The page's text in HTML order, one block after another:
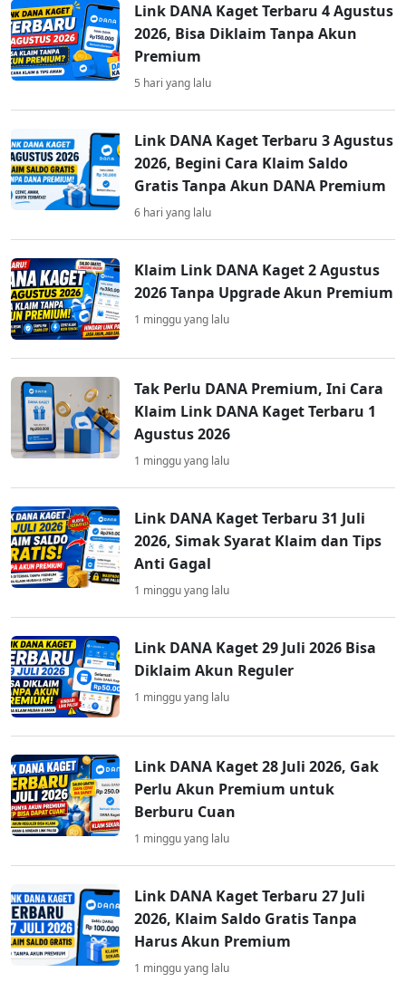
Link DANA Kaget Terbaru 4 Agustus
2026, Bisa Diklaim Tanpa Akun
Premium
5 hari yang lalu
Link DANA Kaget Terbaru 3 Agustus
2026, Begini Cara Klaim Saldo
Gratis Tanpa Akun DANA Premium
6 hari yang lalu
Klaim Link DANA Kaget 2 Agustus
2026 Tanpa Upgrade Akun Premium
1 minggu yang lalu
Tak Perlu DANA Premium, Ini Cara
Klaim Link DANA Kaget Terbaru 1
Agustus 2026
1 minggu yang lalu
Link DANA Kaget Terbaru 31 Juli
2026, Simak Syarat Klaim dan Tips
Anti Gagal
1 minggu yang lalu
Link DANA Kaget 29 Juli 2026 Bisa
Diklaim Akun Reguler
1 minggu yang lalu
Link DANA Kaget 28 Juli 2026, Gak
Perlu Akun Premium untuk
Berburu Cuan
1 minggu yang lalu
Link DANA Kaget Terbaru 27 Juli
2026, Klaim Saldo Gratis Tanpa
Harus Akun Premium
1 minggu yang lalu